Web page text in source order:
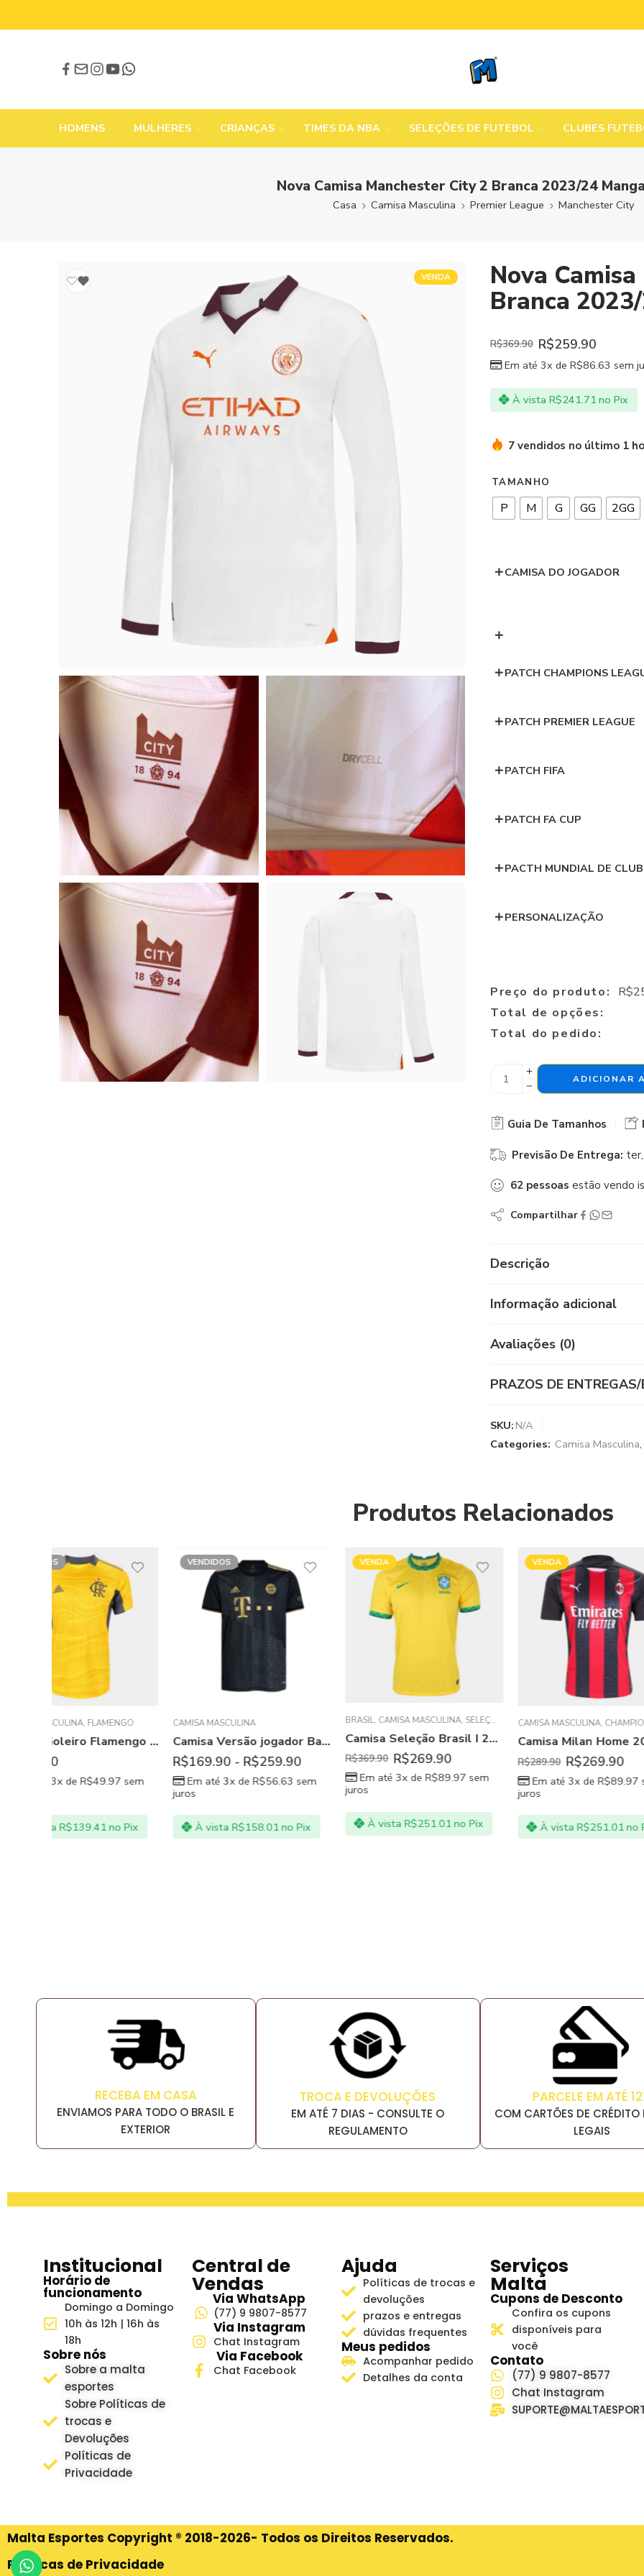
HOMENS MULHERES CRIANÇAS TIMES DA NBA SELEÇÕES DE FUTEBOL CLUBES
Nova Camisa Manchester City 2 Branca 2023/24
Casa Camisa Masculina Premier League Manchester City
VENDA Nova
Branca
R$369.90 R$259.90
Em até 3x de R$86.63 sem
À vista R$241.71 no Pix
7 vendidos no último 1
TAMANHO
P M G GG 2GG
CAMISA DO JOGADOR
PATCH CHAMPIONS
PATCH PREMIER LEAGUE
PATCH FIFA
PATCH FA CUP
PACTH MUNDIAL DE
PERSONALIZAÇÃO
Preço do produto: R$
Total de opções:
Total do pedido:
ADICIONAR
Guia De Tamanhos
Previsão De Entrega:
62 pessoas estão vendo
Compartilhar
Descrição
Informação adicional
Avaliações (0)
PRAZOS DE
SKU: N/A
Categories: Camisa Masculina,
Produtos Relacionados
VENDIDOS
CAMISA MASCULINA
Camisa Versão jogador Bayern München afastado 21/22
259.90
Em até 3x deR$ 56.63sem
À vistaR$158.01 no Pix
VENDA
BRASIL CAMISA MASCULINA,SELEÇÕES DAS AMÉRICAS - SUL E NORTE
Camisa Seleção Brasil I 20/21 Masculina – Amarelo e Verde
369.90 R$269.90
Em até 3x deR$ 89.97sem
À vista R$251.01 no Pix
VENDA
CAMISA MASCULINA,CHAMPIONS LEAGUE ,SÉRIE A
Camisa Milan Home 20/21 Masculina Vermelho Preto
R$289.90
Em até 3x deR$ 89.97sem
À vistaR$251.01 no Pix
VENDA
VENDIDOS
CAMISA
R$329.90
Em até 3x
À vista
RECEBA EM CASA
ENVIAMOS PARA TODO O BRASIL E
EXTERIOR
TROCA E DEVOLUÇÕES
EM ATÉ 7 DIAS - CONSULTE O
REGULAMENTO
PARCELE EM ATÉ
COM CARTÕES DE CRÉDITO
LEGAIS
Institucional
Horário de
funcionamento
Domingo a Domingo
10h às 12h | 16h às
18h
Sobre nós
Sobre a malta
esportes
Sobre Políticas de
trocas e
Devoluções
Políticas de
Privacidade
Central de
Vendas
Via WhatsApp
(77) 9 9807-8577
Via Instagram
Chat Instagram
Via Facebook
Chat Facebook
Ajuda
Políticas de trocas e
devoluções
prazos e entregas
dúvidas frequentes
Meus pedidos
Acompanhar pedido
Detalhes da conta
Serviços
Malta
Cupons de Desconto
Confira os cupons
disponíveis para
você
Contato
(77) 9 9807-8577
Chat Instagram
Malta Esportes Copyright ® 2018-2026- Todos os Direitos Reservados.
Políticas de Privacidade